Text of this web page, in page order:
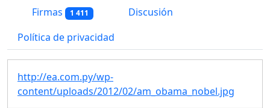
Firmas 1 411
Discusión
Política de privacidad
http://ea.com.py/wp-
content/uploads/2012/02/am_obama_nobel.jpg